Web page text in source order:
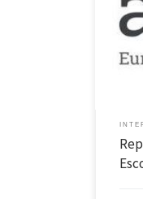
Arqus:
da